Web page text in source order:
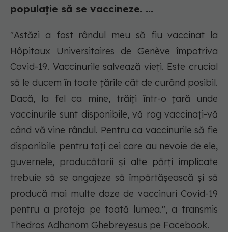
populație să se vaccineze. ...
"Astăzi a fost rândul meu să fiu vaccinat la
Hôpitaux Universitaires de Genève împotriva
Covid-19. Vaccinurile salvează vieţi. Este crucial
să le ducem în toate ţările cât de curând posibil.
Dacă, la fel ca mine, trăiţi într-o ţară unde
vaccinurile sunt disponibile, vă rog vaccinaţi-vă
când vă vine rândul. Pentru ca vaccinurile să fie
disponibile pentru toţi cei care au nevoie de ele,
guvernele, producătorii şi alte părţi implicate
trebuie să se angajeze să împărtăşească şi să
producă mai multe doze de vaccinuri Covid-19
pentru a proteja pe toată lumea.", a transmis
Thedros Adhanom Ghebreyesus pe Facebook.